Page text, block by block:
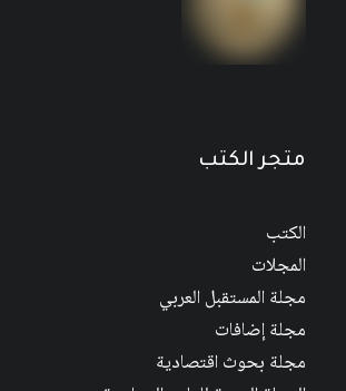
متجر الكتب
الكتب
المجلات
مجلة المستقبل العربي
مجلة إضافات
مجلة بحوث اقتصادية